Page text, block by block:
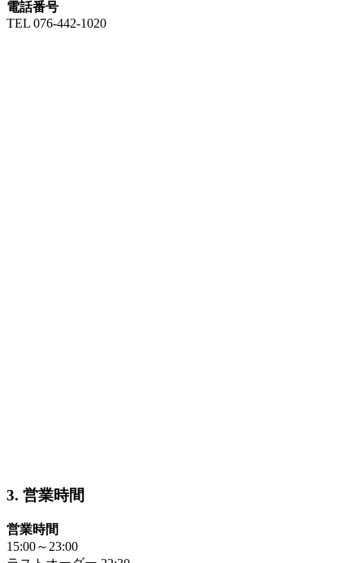
電話番号
TEL 076-442-1020
3. 営業時間
営業時間
15:00～23:00